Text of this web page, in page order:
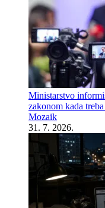
Ministarstvo
zakonom kada
Mozaik
31. 7. 2026.